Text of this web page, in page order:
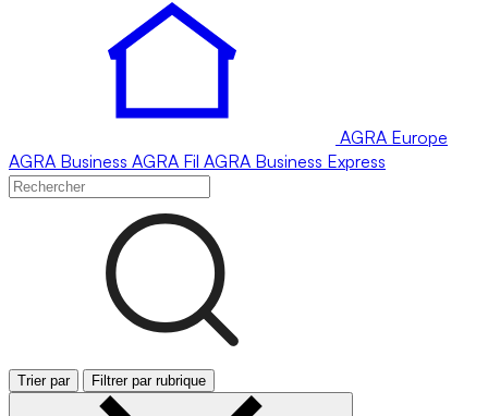
AGRA Europe
AGRA Business AGRA Fil AGRA Business Express
Trier par Filtrer par rubrique